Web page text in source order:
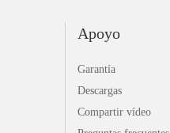
Apoyo
Garantía
Descargas
Compartir vídeo